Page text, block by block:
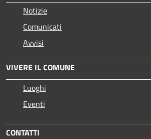
Notizie
Comunicati
Avvisi
VIVERE IL COMUNE
Luoghi
Eventi
CONTATTI